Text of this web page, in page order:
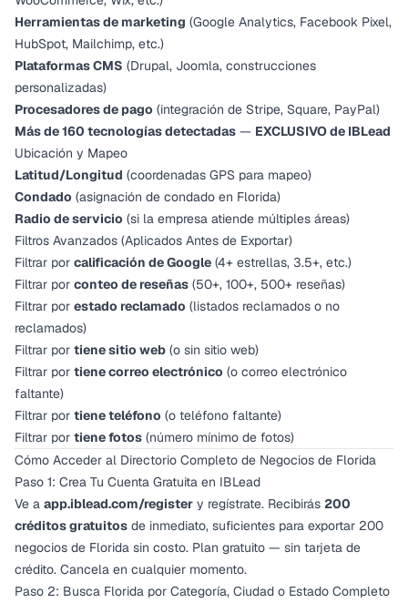
Herramientas de marketing (Google Analytics, Facebook Pixel,
HubSpot, Mailchimp, etc.)
Plataformas CMS (Drupal, Joomla, construcciones
personalizadas)
Procesadores de pago (integración de Stripe, Square, PayPal)
Más de 160 tecnologías detectadas — EXCLUSIVO de IBLead
Ubicación y Mapeo
Latitud/Longitud (coordenadas GPS para mapeo)
Condado (asignación de condado en Florida)
Radio de servicio (si la empresa atiende múltiples áreas)
Filtros Avanzados (Aplicados Antes de Exportar)
Filtrar por calificación de Google (4+ estrellas, 3.5+, etc.)
Filtrar por conteo de reseñas (50+, 100+, 500+ reseñas)
Filtrar por estado reclamado (listados reclamados o no
reclamados)
Filtrar por tiene sitio web (o sin sitio web)
Filtrar por tiene correo electrónico (o correo electrónico
faltante)
Filtrar por tiene teléfono (o teléfono faltante)
Filtrar por tiene fotos (número mínimo de fotos)
Cómo Acceder al Directorio Completo de Negocios de Florida
Paso 1: Crea Tu Cuenta Gratuita en IBLead
Ve a app.iblead.com/register y regístrate. Recibirás 200
créditos gratuitos de inmediato, suficientes para exportar 200
negocios de Florida sin costo. Plan gratuito — sin tarjeta de
crédito. Cancela en cualquier momento.
Paso 2: Busca Florida por Categoría, Ciudad o Estado Completo